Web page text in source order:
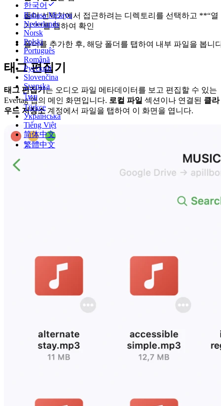
한국어
Bahasa Melayu
Nederlands
Norsk
Polski
Português
Română
Русский
Slovenčina
Svenska
ไทย
Türkçe
Українська
Tiếng Việt
简体中文
繁體中文
폴더 선택기에서 접근하려는 디렉토리를 선택하고 **“열
기”**를 탭하여 확인
폴더를 추가한 후, 해당 폴더를 탭하여 내부 파일을 봅니
태그 편집기
태그 편집기는 오디오 파일 메타데이터를 보고 편집할 수 있는
Evertag 앱의 메인 화면입니다. 로컬 파일 섹션이나 연결된 클라
우드 저장소계정에서 파일을 탭하여 이 화면을 엽니다.